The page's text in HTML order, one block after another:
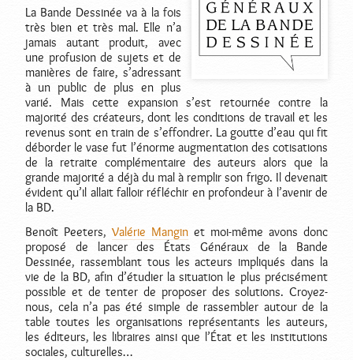
La Bande Dessinée va à la fois
très bien et très mal. Elle n’a
jamais autant produit, avec
une profusion de sujets et de
manières de faire, s’adressant
à un public de plus en plus
varié. Mais cette expansion s’est retournée contre la
majorité des créateurs, dont les conditions de travail et les
revenus sont en train de s’effondrer. La goutte d’eau qui fit
déborder le vase fut l’énorme augmentation des cotisations
de la retraite complémentaire des auteurs alors que la
grande majorité a déjà du mal à remplir son frigo. Il devenait
évident qu’il allait falloir réfléchir en profondeur à l’avenir de
la BD.
Benoît Peeters,Valérie Mangin et moi-même avons donc
proposé de lancer des États Généraux de la Bande
Dessinée, rassemblant tous les acteurs impliqués dans la
vie de la BD, afin d’étudier la situation le plus précisément
possible et de tenter de proposer des solutions. Croyez-
nous, cela n’a pas été simple de rassembler autour de la
table toutes les organisations représentants les auteurs,
les éditeurs, les libraires ainsi que l’État et les institutions
sociales, culturelles…